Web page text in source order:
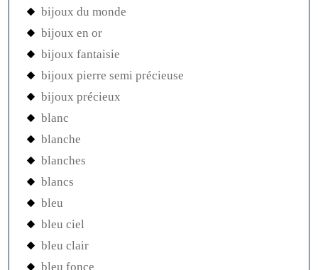
bijoux du monde
bijoux en or
bijoux fantaisie
bijoux pierre semi précieuse
bijoux précieux
blanc
blanche
blanches
blancs
bleu
bleu ciel
bleu clair
bleu fonce